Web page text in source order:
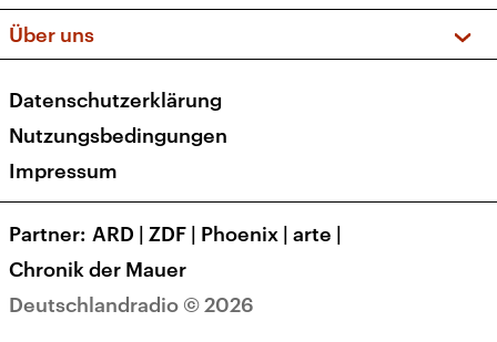
Apps
Newsletter
Veranstaltungen
Social Media
Über uns
Presse
Karriere
Transparenz
Deutschlandradio © 2026
Datenschutzerklärung
Nutzungsbedingungen
Impressum
Partner ARD | ZDF | Phoenix | arte |
Chronik der Mauer